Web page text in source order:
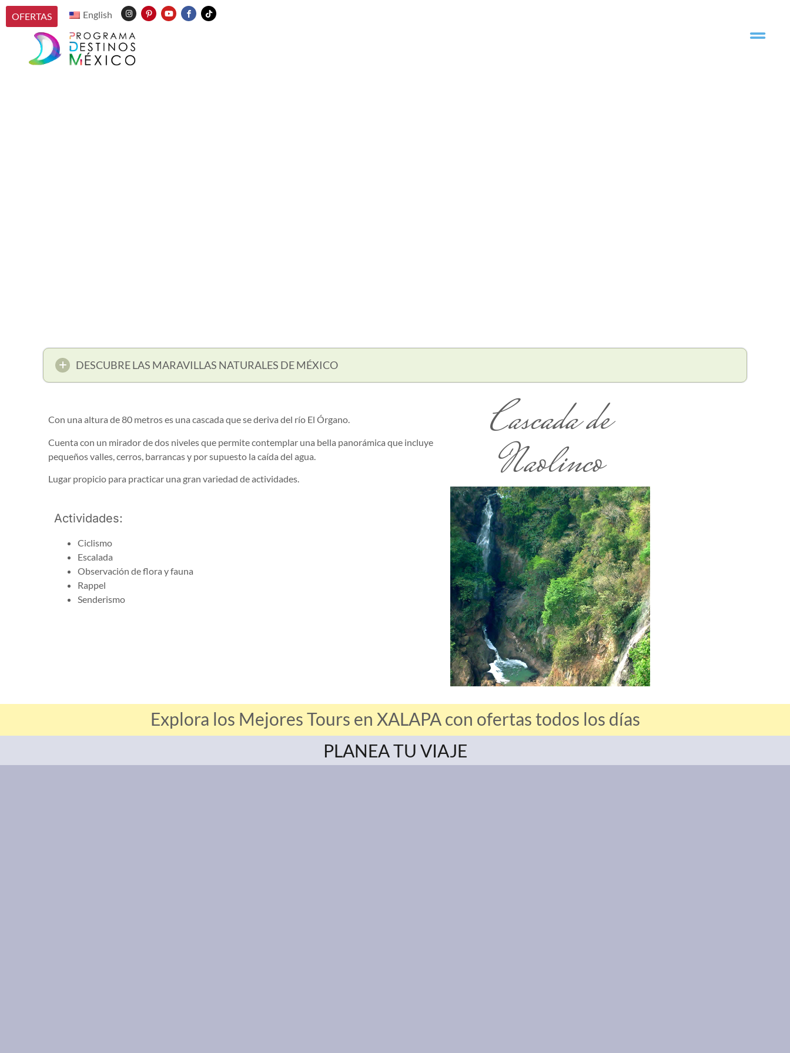
OFERTAS English
DESCUBRE LAS MARAVILLAS NATURALES DE MÉXICO
Con una altura de 80 metros es una cascada que se deriva del río El Órgano.
Cuenta con un mirador de dos niveles que permite contemplar una bella panorámica que incluye
pequeños valles, cerros, barrancas y por supuesto la caída del agua.
Lugar propicio para practicar una gran variedad de actividades.
Actividades:
Ciclismo
Escalada
Observación de flora y fauna
Rappel
Senderismo
Cascada de
Naolinco
Explora los Mejores Tours en XALAPA con ofertas todos los días
PLANEA TU VIAJE